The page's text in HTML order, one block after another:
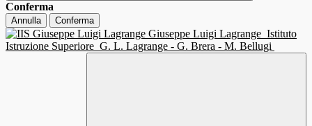
Conferma
Annulla Conferma
Giuseppe Luigi Lagrange Istituto
Istruzione Superiore G. L. Lagrange - G. Brera - M. Bellugi